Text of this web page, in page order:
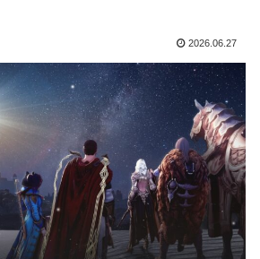
2026.06.27